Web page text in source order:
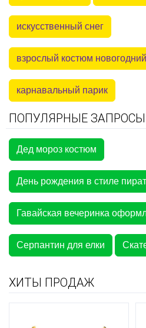
искусственный снег
взрослый костюм новогодний
карнавальный парик
ПОПУЛЯРНЫЕ ЗАПРОСЫ
Дед мороз костюм
День рождения в стиле
Гавайская вечеринка
Серпантин для елки
ХИТЫ ПРОДАЖ